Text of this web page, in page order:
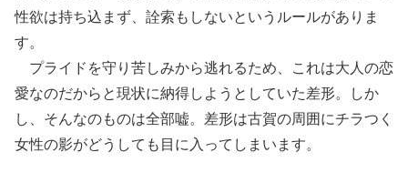
性欲は持ち込まず、詮索もしないというルールがありま
す。
プライドを守り苦しみから逃れるため、これは大人の恋
愛なのだからと現状に納得しようとしていた差形。しか
し、そんなのものは全部嘘。差形は古賀の周囲にチラつく
女性の影がどうしても目に入ってしまいます。